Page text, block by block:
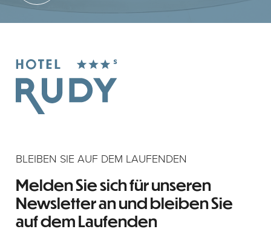
BLEIBEN SIE AUF DEM LAUFENDEN
Melden Sie sich für unseren
Newsletter an und bleiben Sie
auf dem Laufenden